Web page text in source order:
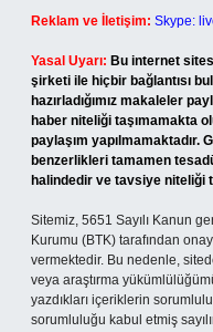
Reklam ve İletişim: Skype:
Yasal Uyarı: Bu internet
şirketi ile hiçbir bağlantısı
hazırladığımız makaleler
haber niteliği taşımamakta
paylaşım
benzerlikleri tamamen
halindedir ve tavsiye niteliği
Sitemiz, 5651 Sayılı Kanun
Kurumu (BTK) tarafından
vermektedir. Bu nedenle,
veya araştırma
yazdıkları içeriklerin
sorumluluğu kabul etmiş